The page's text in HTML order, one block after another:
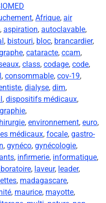
, Afrique, air
, aspiration, autoclavable,
, bistouri, bloc, brancardier,
, cataracte, ccam,
, class, codage, code,
, consommable, cov-19,
, dialyse, dim,
, dispositifs médicaux,
,
, environnement, euro,
médicaux, focale, gastro-
, gynéco, gynécologie,
, infirmerie, informatique,
, laveur, leader,
, madagascare,
, maurice, mayotte,